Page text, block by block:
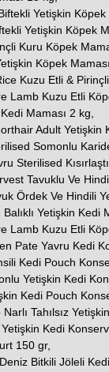
Yetişkin Köpek
Yetişkin Köpek
Kuru Köpek
Köpek Maması,
Kuzu Etli &
Lamb Kuzu Etli
Maması 2 kg,
Adult Yetişkin
Somonlu
Sterilised
Tavuklu Ve
Ördek Ve Hindili
Yetişkin Kedi
Lamb Kuzu Etli
Pate Yavru Kedi
Kedi Pouch
Yetişkin Kedi
Kedi Pouch
Tahılsız
Kedi
150 gr,
Bitkili Jöleli